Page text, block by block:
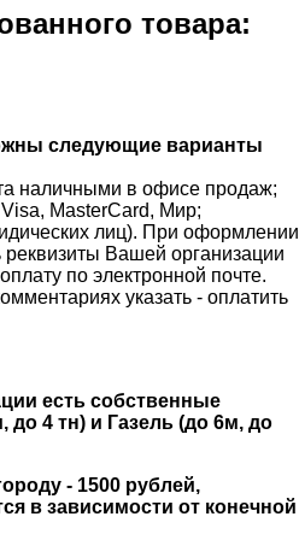
товара:
следующие варианты
наличными в офисе продаж;
MasterCard, Мир;
лиц). При оформлении
реквизиты Вашей организации
по электронной почте.
указать - оплатить
есть собственные
до 4 тн) и Газель (до 6м, до
- 1500 рублей,
в зависимости от конечной